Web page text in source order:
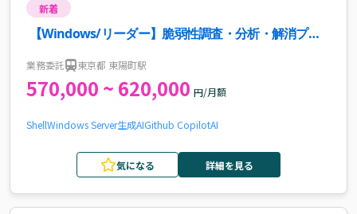
新着
【Windows/リーダー】脆弱性調査・分析・解消プロ
業務委託 東京都 東陽町駅
570,000 ~ 620,000 円/月額
ShellWindows Server生成AIGithub CopilotAI
気になる 詳細を見る